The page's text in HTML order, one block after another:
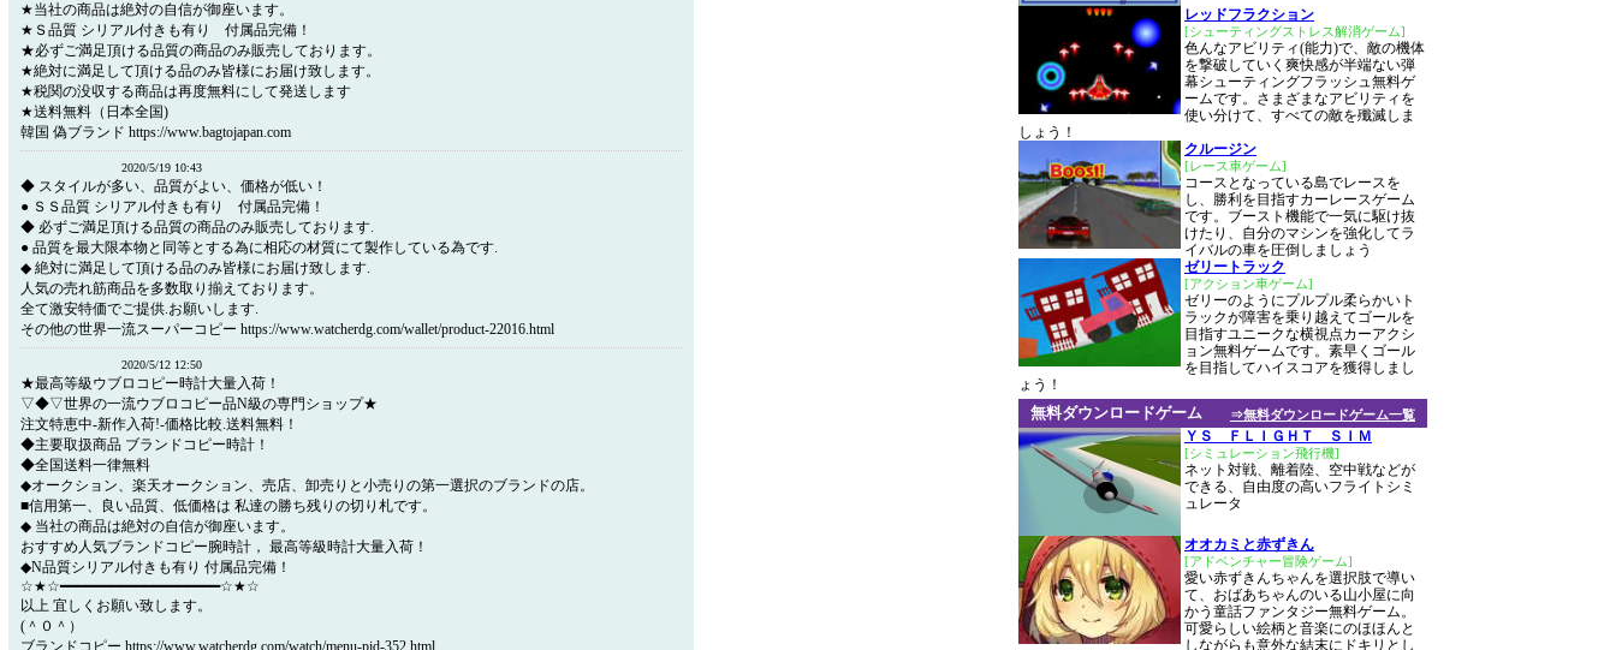
★当社の商品は絶対の自信が御座います。
★Ｓ品質 シリアル付きも有り 付属品完備！
★必ずご満足頂ける品質の商品のみ販売しております。
★絶対に満足して頂ける品のみ皆様にお届け致します。
★税関の没収する商品は再度無料にして発送します
★送料無料（日本全国)
韓国 偽ブランド https://www.bagtojapan.com
2020/5/19 10:43
◆ スタイルが多い、品質がよい、価格が低い！
● ＳＳ品質 シリアル付きも有り 付属品完備！
◆ 必ずご満足頂ける品質の商品のみ販売しております.
● 品質を最大限本物と同等とする為に相応の材質にて製作している為です.
◆ 絶対に満足して頂ける品のみ皆様にお届け致します.
人気の売れ筋商品を多数取り揃えております。
全て激安特価でご提供.お願いします.
その他の世界一流スーパーコピー https://www.watcherdg.com/wallet/product-22016.html
2020/5/12 12:50
★最高等級ウブロコピー時計大量入荷！
▽◆▽世界の一流ウブロコピー品N級の専門ショップ★
注文特恵中-新作入荷!-価格比較.送料無料！
◆主要取扱商品 ブランドコピー時計！
◆全国送料一律無料
◆オークション、楽天オークション、売店、卸売りと小売りの第一選択のブランドの店。
■信用第一、良い品質、低価格は 私達の勝ち残りの切り札です。
◆ 当社の商品は絶対の自信が御座います。
おすすめ人気ブランドコピー腕時計， 最高等級時計大量入荷！
◆N品質シリアル付きも有り 付属品完備！
☆★☆━━━━━━━━━━━━━━━━━━━☆★☆
以上 宜しくお願い致します。
(＾０＾）
ブランドコピー https://www.watcherdg.com/watch/menu-pid-352.html
レッドフラクション
[シューティングストレス解消ゲーム]
色んなアビリティ(能力)で、敵の機体
を撃破していく爽快感が半端ない弾
幕シューティングフラッシュ無料ゲ
ームです。さまざまなアビリティを
使い分けて、すべての敵を殲滅しま
しょう！
クルージン
[レース車ゲーム]
コースとなっている島でレースを
し、勝利を目指すカーレースゲーム
です。ブースト機能で一気に駆け抜
けたり、自分のマシンを強化してラ
イバルの車を圧倒しましょう
ゼリートラック
[アクション車ゲーム]
ゼリーのようにプルプル柔らかいト
ラックが障害を乗り越えてゴールを
目指すユニークな横視点カーアクシ
ョン無料ゲームです。素早くゴール
を目指してハイスコアを獲得しまし
ょう！
⇒無料ダウンロードゲーム一覧
無料ダウンロードゲーム
ＹＳ ＦＬＩＧＨＴ ＳＩＭ
[シミュレーション飛行機]
ネット対戦、離着陸、空中戦などが
できる、自由度の高いフライトシミ
ュレータ
オオカミと赤ずきん
[アドベンチャー冒険ゲーム]
愛い赤ずきんちゃんを選択肢で導い
て、おばあちゃんのいる山小屋に向
かう童話ファンタジー無料ゲーム。
可愛らしい絵柄と音楽にのほほんと
しながらも意外な結末にドキリとし